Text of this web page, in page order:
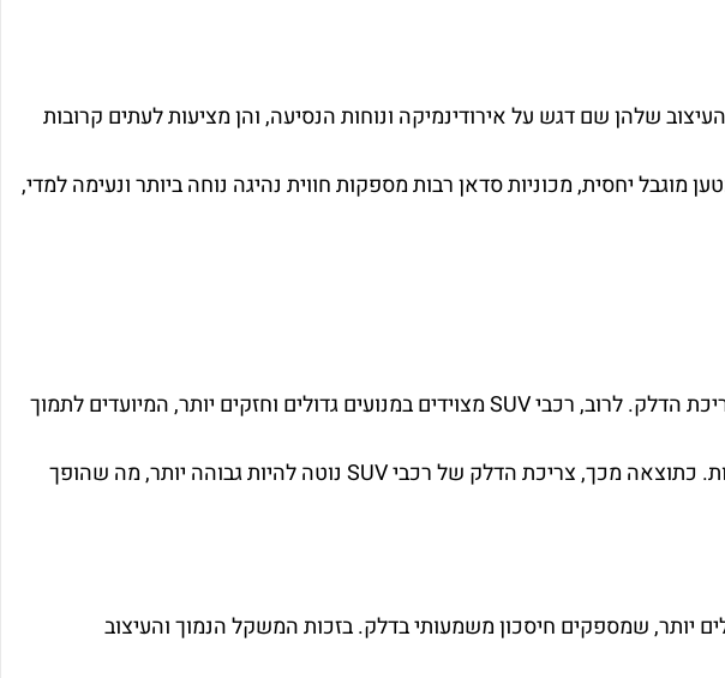
שלהן שם דגש על אירודינמיקה ונוחות הנסיעה, והן מציעות לעתים קרובות
מוגבל יחסית, מכוניות סדאן רבות מספקות חווית נהיגה נוחה ביותר ונעימה למדי,
עוד הבדל מרכזי בין שני סוגי רכבים אלו הוא הכוח המנוע וצריכת הדלק. לרוב, רכבי SUV מצוידים במנועים גדולים וחזקים יותר, המיועדים לתמוך
במשקלם הרב ולספק ביצועים טובים בשטח ובדרכים מפותלות. כתוצאה מכך, צריכת הדלק של רכבי SUV נוטה להיות גבוהה יותר, מה שהופך
יותר, שמספקים חיסכון משמעותי בדלק. בזכות המשקל הנמוך והעיצוב